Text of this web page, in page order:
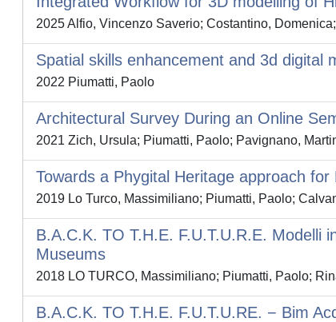
2025 Alfio, Vincenzo Saverio; Costantino,
Spatial skills enhancement and 3d digital
2022 Piumatti, Paolo
Architectural Survey During an Online
2021 Zich, Ursula; Piumatti, Paolo; Pavignano,
Towards a Phygital Heritage approach for
2019 Lo Turco, Massimiliano; Piumatti, Paolo;
B.A.C.K. TO T.H.E. F.U.T.U.R.E. Modelli
Museums
2018 LO TURCO, Massimiliano; Piumatti, Paolo;
B.A.C.K. TO T.H.E. F.U.T.U.RE. − Bim